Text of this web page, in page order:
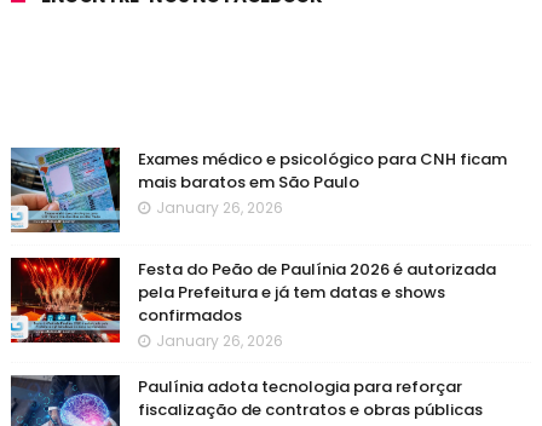
Exames médico e psicológico para CNH ficam
mais baratos em São Paulo
January 26, 2026
Festa do Peão de Paulínia 2026 é autorizada
pela Prefeitura e já tem datas e shows
confirmados
January 26, 2026
Paulínia adota tecnologia para reforçar
fiscalização de contratos e obras públicas